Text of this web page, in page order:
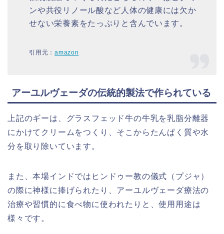
ンや共役リノール酸など人体の健康には欠か
せない栄養素をたっぷりと含んでいます。
引用元：amazon
アーユルヴェーダの伝統的製法で作られている
上記のギーは、グラスフェッド牛の牛乳を乳脂分離器
にかけてクリームをつくり、そこからたんぱく質や水
分を取り除いています。
また、本場インドではヒンドゥー教の儀式（プジャ）
の際に神様に捧げられたり、アーユルヴェーダ療法の
治療や習慣的に食べ物に使われたりと、使用用途は
様々です。